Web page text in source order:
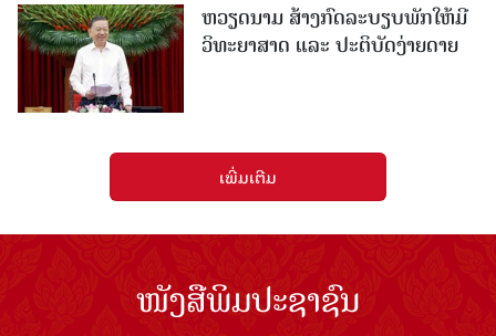
ຫວຽດນາມ ສ້າງກົດລະບຽບພັກໃຫ້ມີ
ວິທະຍາສາດ ແລະ ປະຕິບັດງ່າຍດາຍ
ເພີ່ມເຕີມ
ໜັງສືພິມປະຊາຊົນ